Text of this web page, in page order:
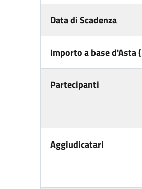
Data di Scadenza
Importo a base d'Asta
Partecipanti
Aggiudicatari